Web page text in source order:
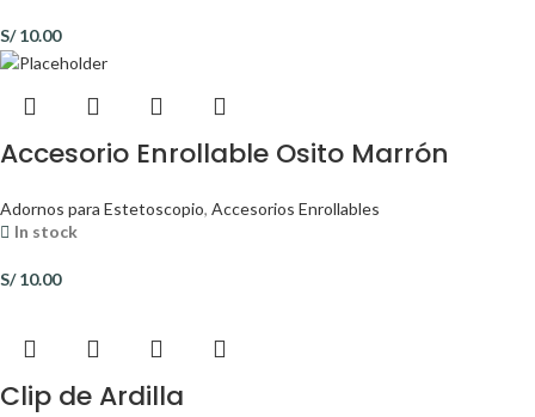
S/10.00
Accesorio Enrollable Osito Marrón
Adornos para Estetoscopio, Accesorios Enrollables
In stock
S/10.00
Clip de Ardilla